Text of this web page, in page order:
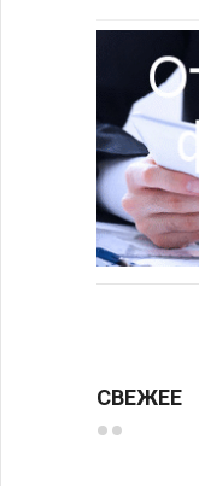
СВЕЖЕЕ